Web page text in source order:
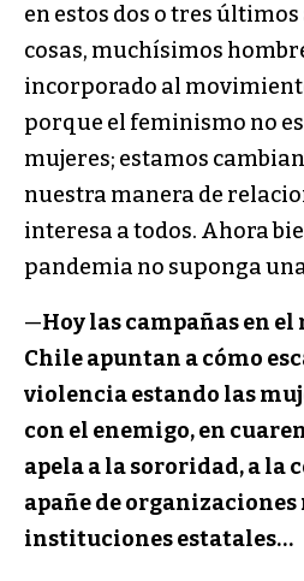
en estos dos o tres
cosas, muchísimos
incorporado al
porque el feminismo no
mujeres; estamos
nuestra manera de
interesa a todos. Ahora
pandemia no suponga
—Hoy las campañas en el
Chile apuntan a cómo
violencia estando las
con el enemigo, en
apela a la sororidad, a la
apañe de organizaciones
instituciones estatales…